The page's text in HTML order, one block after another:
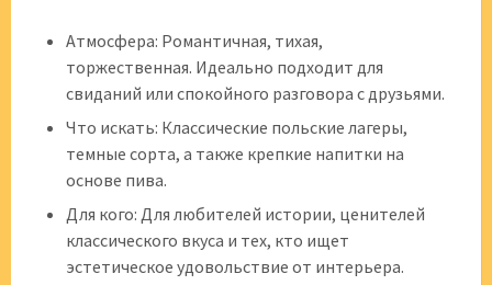
Атмосфера: Романтичная, тихая,
торжественная. Идеально подходит для
свиданий или спокойного разговора с друзьями.
Что искать: Классические польские лагеры,
темные сорта, а также крепкие напитки на
основе пива.
Для кого: Для любителей истории, ценителей
классического вкуса и тех, кто ищет
эстетическое удовольствие от интерьера.